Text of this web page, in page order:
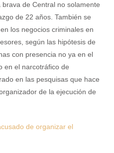
de Central no solamente
de 22 años. También se
los negocios criminales en
según las hipótesis de
con presencia no ya en el
en el narcotráfico de
en las pesquisas que hace
de la ejecución de
de organizar el